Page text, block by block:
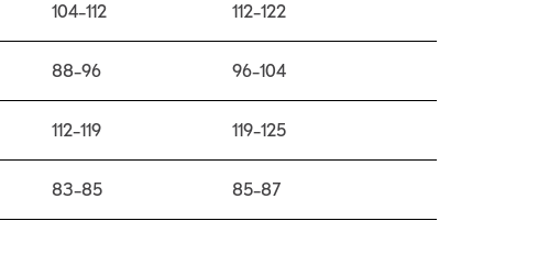
104–112 112–122
88–96 96–104
112–119 119–125
83–85 85–87